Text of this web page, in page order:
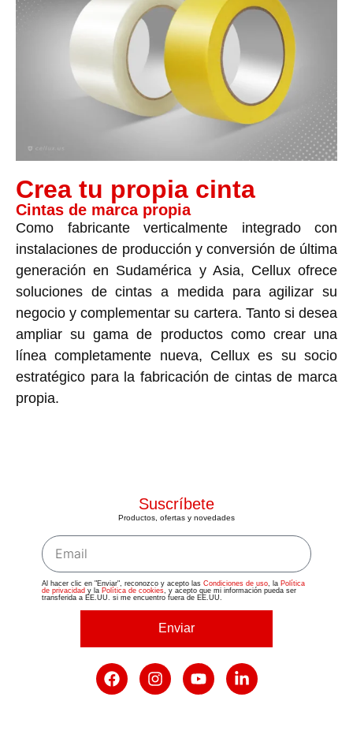
Crea tu propia cinta
Cintas de marca propia
Como fabricante verticalmente integrado con
instalaciones de producción y conversión de última
generación en Sudamérica y Asia, Cellux ofrece
soluciones de cintas a medida para agilizar su
negocio y complementar su cartera. Tanto si desea
ampliar su gama de productos como crear una
línea completamente nueva, Cellux es su socio
estratégico para la fabricación de cintas de marca
propia.
Suscríbete
Productos, ofertas y novedades
Al hacer clic en "Enviar", reconozco y acepto las Condiciones de uso, la Política
de privacidad y la Política de cookies, y acepto que mi información pueda ser
transferida a EE.UU. si me encuentro fuera de EE.UU.
Enviar